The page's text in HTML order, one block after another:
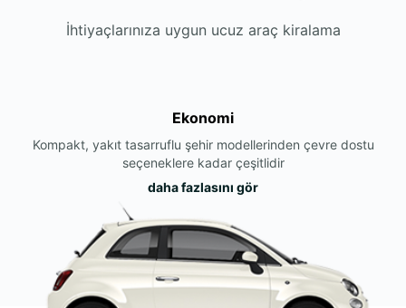
İhtiyaçlarınıza uygun ucuz araç kiralama
Ekonomi
Kompakt, yakıt tasarruflu şehir modellerinden çevre dostu
seçeneklere kadar çeşitlidir
daha fazlasını gör